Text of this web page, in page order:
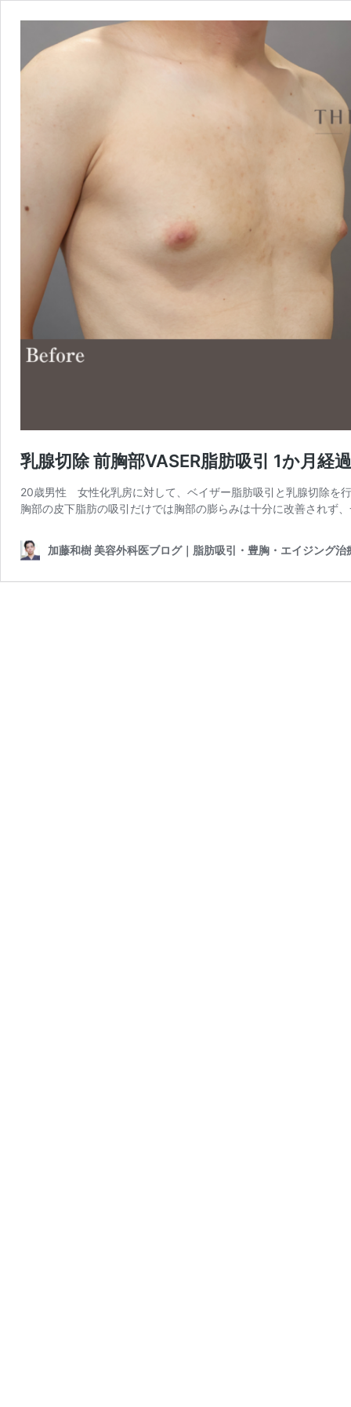
乳腺切除 前胸部VASER脂肪吸引 1か月経過
20歳男性 女性化乳房に対して、ベイザー脂肪吸引と乳腺切除
胸部の皮下脂肪の吸引だけでは胸部の膨らみは十分に改善されず
加藤和樹 美容外科医ブログ｜脂肪吸引・豊胸・エイジング治